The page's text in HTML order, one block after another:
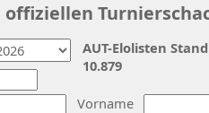
Vorname
AUT-Elolisten
10.879